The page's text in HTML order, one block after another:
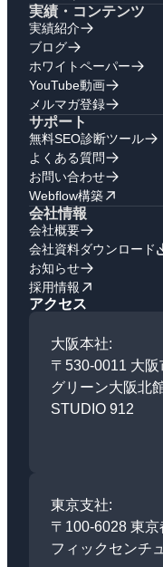
実績・コンテンツ
実績紹介
ブログ
ホワイトペーパー
YouTube動画
メルマガ登録
サポート
無料SEO診断ツール
よくある質問
お問い合わせ
Webflow構築
会社情報
会社概要
会社資料ダウンロード
お知らせ
採用情報
アクセス
大阪本社:
〒530-0011 大
グリーン大阪北
STUDIO 912
東京支社:
〒100-6028 東
フィックセンチ